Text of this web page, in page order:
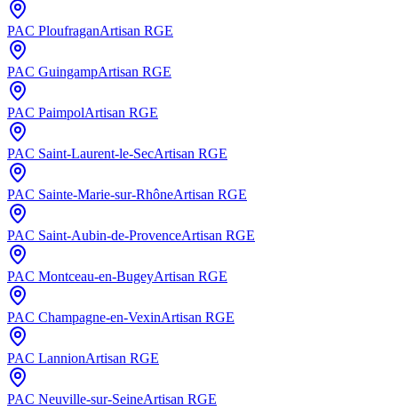
PAC PloufraganArtisan RGE
PAC GuingampArtisan RGE
PAC PaimpolArtisan RGE
PAC Saint-Laurent-le-SecArtisan RGE
PAC Sainte-Marie-sur-RhôneArtisan RGE
PAC Saint-Aubin-de-ProvenceArtisan RGE
PAC Montceau-en-BugeyArtisan RGE
PAC Champagne-en-VexinArtisan RGE
PAC LannionArtisan RGE
PAC Neuville-sur-SeineArtisan RGE